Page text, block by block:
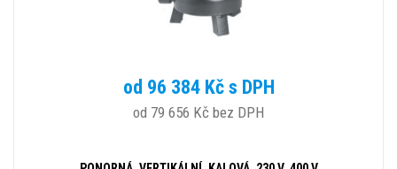
od 96 384 Kč s DPH
od 79 656 Kč bez DPH